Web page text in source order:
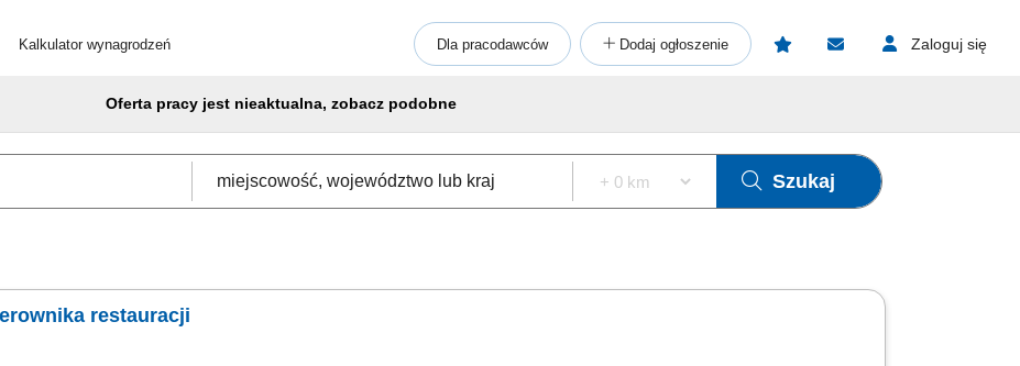
Kalkulator wynagrodzeń Dla pracodawców Dodaj ogłoszenie Zaloguj się
Oferta pracy jest nieaktualna, zobacz podobne
Szukaj
restauracji